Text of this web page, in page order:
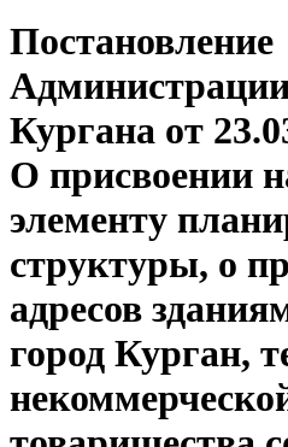
Постановление
Кургана от
О присвоении
элементу
структуры, о
адресов
город Курган,